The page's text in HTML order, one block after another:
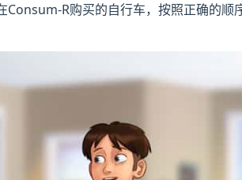
R购买的自行车，按照正确的顺